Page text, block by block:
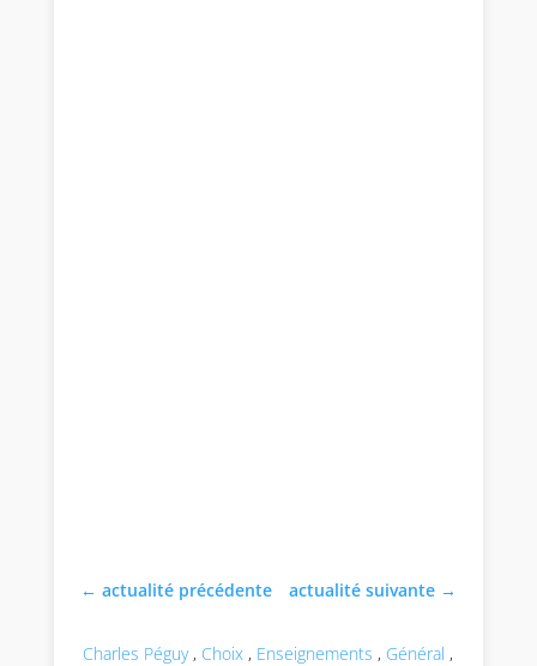
←actualité précédente actualité suivante→
Charles Péguy, Choix , Enseignements , Général ,